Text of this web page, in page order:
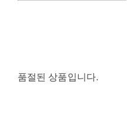
품절된 상품입니다.